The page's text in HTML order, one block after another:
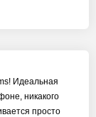
Идеальная
никакого
просто